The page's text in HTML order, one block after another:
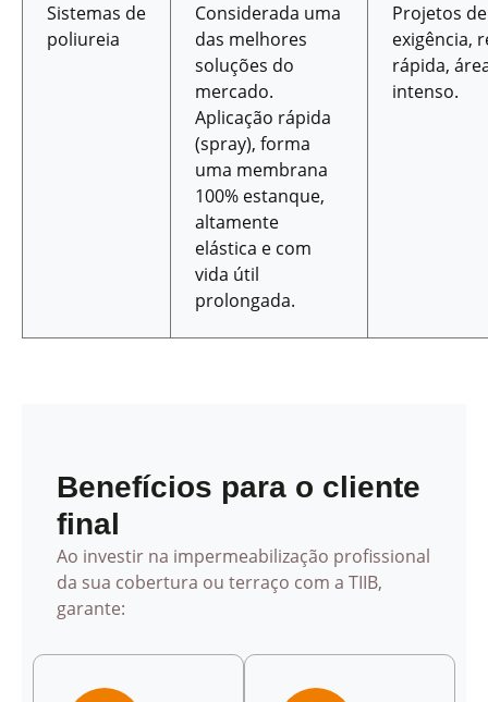
Sistemas de
poliureia
Considerada uma
das melhores
soluções do
mercado.
Aplicação rápida
(spray), forma
uma membrana
100% estanque,
altamente
elástica e com
vida útil
prolongada.
Projetos
exigência,
rápida,
intenso.
Benefícios para o cliente
final
Ao investir na impermeabilização profissional
da sua cobertura ou terraço com a TIIB,
garante: